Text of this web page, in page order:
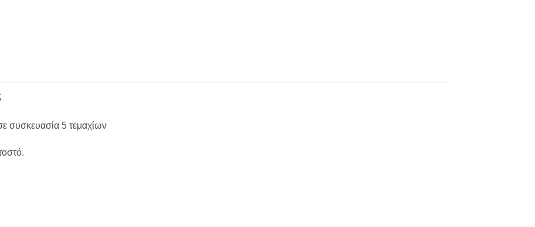
συσκευασία 5 τεμαχίων